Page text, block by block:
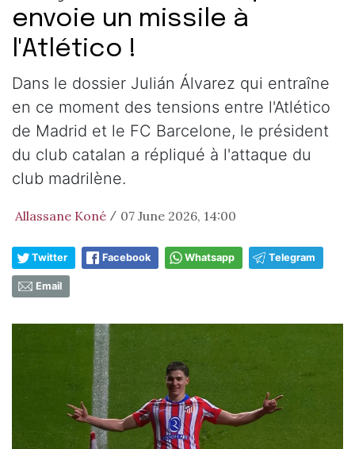
envoie un missile à
l'Atlético !
Dans le dossier Julián Álvarez qui entraîne
en ce moment des tensions entre l'Atlético
de Madrid et le FC Barcelone, le président
du club catalan a répliqué à l'attaque du
club madrilène.
Allassane Koné / 07 June 2026, 14:00
Twitter Facebook Whatsapp Telegram
Email